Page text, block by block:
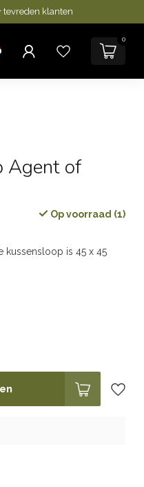
tevreden klanten
0
Agent of
Op voorraad (1)
kussensloop is 45 x 45